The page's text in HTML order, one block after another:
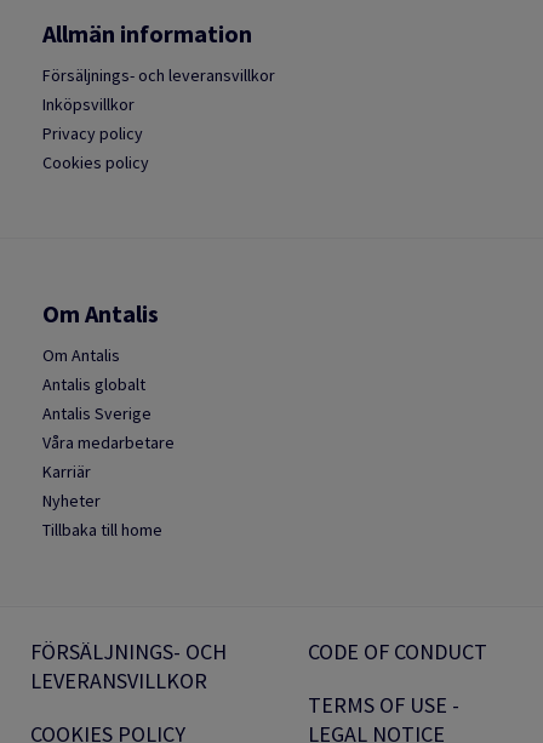
Allmän information
Försäljnings- och leveransvillkor
Inköpsvillkor
Privacy policy
Cookies policy
Om Antalis
Om Antalis
Antalis globalt
Antalis Sverige
Våra medarbetare
Karriär
Nyheter
Tillbaka till home
FÖRSÄLJNINGS- OCH
LEVERANSVILLKOR
COOKIES POLICY
CODE OF CONDUCT
TERMS OF USE -
LEGAL NOTICE